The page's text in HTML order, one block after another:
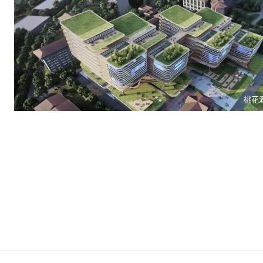
业东山小区